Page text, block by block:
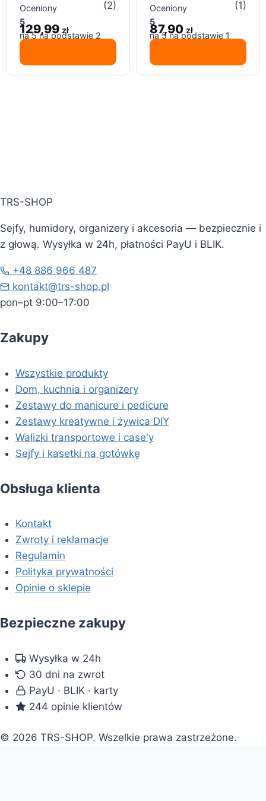
23 sztuk, narzędzi do
paznokci
Oceniony
5
na 5 na podstawie 2
(2)
129,99 zł
paznokci, 180/240,
100 szt.
Oceniony
5
na 5 na podstawie 1
(1)
87,90 zł
TRS-SHOP
Sejfy, humidory, organizery i akcesoria — bezpiecznie i
z głową. Wysyłka w 24h, płatności PayU i BLIK.
+48 886 966 487
kontakt@trs-shop.pl
pon–pt 9:00–17:00
Zakupy
Wszystkie produkty
Dom, kuchnia i organizery
Zestawy do manicure i pedicure
Zestawy kreatywne i żywica DIY
Walizki transportowe i case'y
Sejfy i kasetki na gotówkę
Obsługa klienta
Kontakt
Zwroty i reklamacje
Regulamin
Polityka prywatności
Opinie o sklepie
Bezpieczne zakupy
Wysyłka w 24h
30 dni na zwrot
PayU · BLIK · karty
244 opinie klientów
© 2026 TRS-SHOP. Wszelkie prawa zastrzeżone.